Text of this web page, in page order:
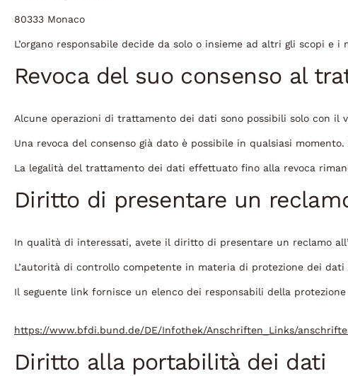
80333 Monaco
L’organo responsabile decide da solo o insieme ad altri gli scopi
Revoca del suo consenso al
Alcune operazioni di trattamento dei dati sono possibili solo con il
Una revoca del consenso già dato è possibile in qualsiasi
La legalità del trattamento dei dati effettuato fino alla revoca
Diritto di presentare un
In qualità di interessati, avete il diritto di presentare un reclamo
L’autorità di controllo competente in materia di protezione dei
Il seguente link fornisce un elenco dei responsabili della
https://www.bfdi.bund.de/DE/Infothek/Anschriften_Links/
Diritto alla portabilità dei dati